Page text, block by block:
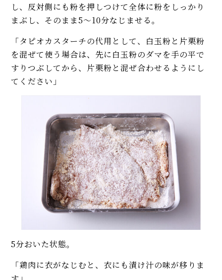
し、反対側にも粉を押しつけて全体に粉をしっかり
まぶし、そのまま5～10分なじませる。
「タピオカスターチの代用として、白玉粉と片栗粉
を混ぜて使う場合は、先に白玉粉のダマを手の平で
すりつぶしてから、片栗粉と混ぜ合わせるようにし
てください」
5分おいた状態。
「鶏肉に衣がなじむと、衣にも漬け汁の味が移りま